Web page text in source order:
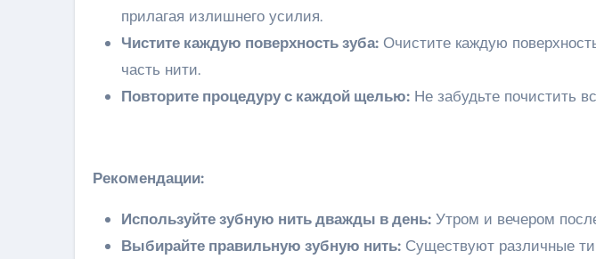
прилагая излишнего усилия.
Чистите каждую поверхность зуба: Очистите каждую
часть нити.
Повторите процедуру с каждой щелью: Не забудьте почистить
Рекомендации:
Используйте зубную нить дважды в день: Утром и вечером
Выбирайте правильную зубную нить: Существуют различные